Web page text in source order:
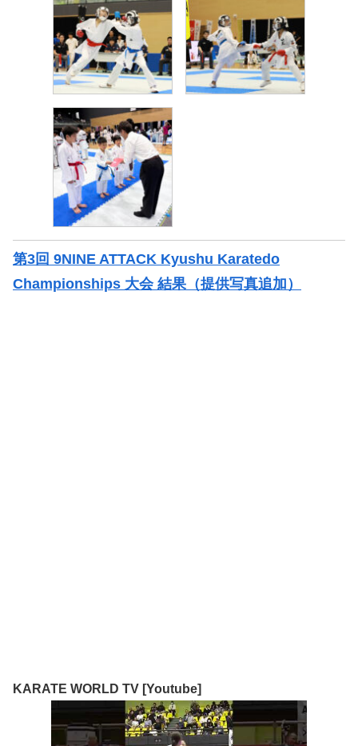
第3回 9NINE ATTACK Kyushu Karatedo
Championships 大会 結果（提供写真追加）
KARATE WORLD TV [Youtube]